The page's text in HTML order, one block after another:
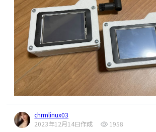
chrmlinux03
2023年12月14日作成
1958